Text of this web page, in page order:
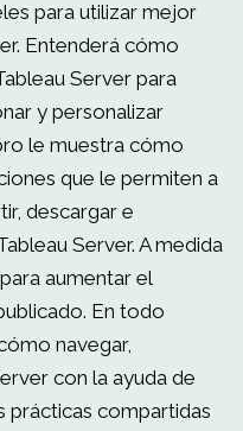
para utilizar mejor
Entenderá cómo
Server para
y personalizar
le muestra cómo
que le permiten a
descargar e
Server. A medida
aumentar el
En todo
navegar,
con la ayuda de
compartidas